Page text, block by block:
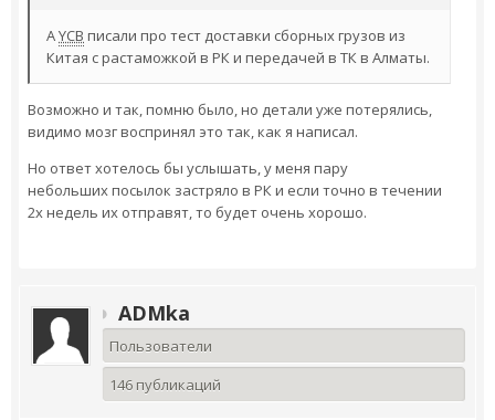
АYCB писали про тест доставки сборных грузов из
Китая с растаможкой в РК и передачей в ТК в Алматы.
Возможно и так, помню было, но детали уже потерялись,
видимо мозг воспринял это так, как я написал.
Но ответ хотелось бы услышать, у меня пару
небольших посылок застряло в РК и если точно в течении
2х недель их отправят, то будет очень хорошо.
ADMka
Пользователи
146 публикаций